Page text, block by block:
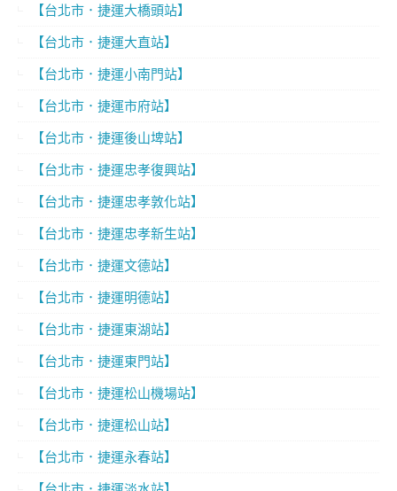
【台北市．捷運大橋頭站】
【台北市．捷運大直站】
【台北市．捷運小南門站】
【台北市．捷運市府站】
【台北市．捷運後山埤站】
【台北市．捷運忠孝復興站】
【台北市．捷運忠孝敦化站】
【台北市．捷運忠孝新生站】
【台北市．捷運文德站】
【台北市．捷運明德站】
【台北市．捷運東湖站】
【台北市．捷運東門站】
【台北市．捷運松山機場站】
【台北市．捷運松山站】
【台北市．捷運永春站】